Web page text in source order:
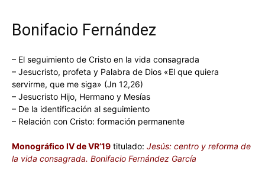
Bonifacio Fernández
– El seguimiento de Cristo en la vida consagrada
– Jesucristo, profeta y Palabra de Dios «El que quiera
servirme, que me siga» (Jn 12,26)
– Jesucristo Hijo, Hermano y Mesías
– De la identificación al seguimiento
– Relación con Cristo: formación permanente
Monográfico IV de VR’19 titulado: Jesús: centro y reforma de
la vida consagrada. Bonifacio Fernández García